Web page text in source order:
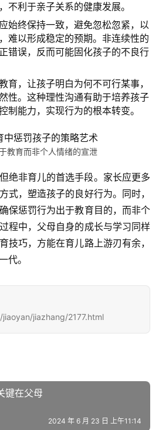
不利于亲子关系的健康发展。
始终保持一致，避免忽松忽紧，以
难以形成稳定的预期。非连续性的
错误，反而可能固化孩子的不良行
育，让孩子明白为何不可行某事，
性。这种理性沟通有助于培养孩子
制能力，实现行为的根本转变。
教育而非个人情绪的宣泄
绝非育儿的首选手段。家长应更多
式，塑造孩子的良好行为。同时，
保惩罚行为出于教育目的，而非个
程中，父母自身的成长与学习同样
技巧，方能在育儿路上游刃有余，
代。
jiazhang/2177.html
键在父母
2024 年 6 月 23 日 上午11:14